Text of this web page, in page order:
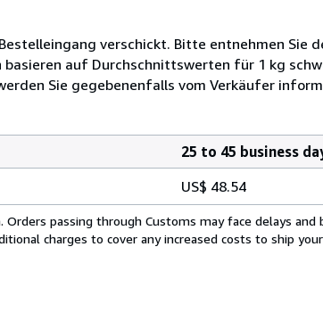
verschickt. Bitte entnehmen Sie
auf Durchschnittswerten für 1 kg
Sie gegebenenfalls vom Verkäufer
25 to 45 business
US$ 48.54
passing through Customs may face delays
charges to cover any increased costs to ship